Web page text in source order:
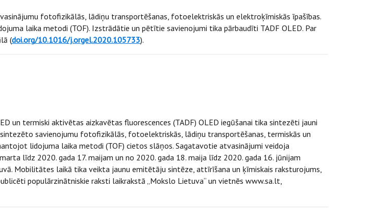
fotofizikālās, lādiņu transportēšanas, fotoelektriskās un elektroķīmiskās īpašības.
laika metodi (TOF). Izstrādātie un pētītie savienojumi tika pārbaudīti TADF OLED. Par
(doi.org/10.1016/j.orgel.2020.105733).
un termiski aktivētas aizkavētas fluorescences (TADF) OLED iegūšanai tika sintezēti jauni
savienojumu fotofizikālās, fotoelektriskās, lādiņu transportēšanas, termiskās un
lidojuma laika metodi (TOF) cietos slāņos. Sagatavotie atvasinājumi veidoja
līdz 2020. gada 17. maijam un no 2020. gada 18. maija līdz 2020. gada 16. jūnijam
Mobilitātes laikā tika veikta jaunu emitētāju sintēze, attīrīšana un ķīmiskais raksturojums,
populārzinātniskie raksti laikrakstā „Mokslo Lietuva“ un vietnēs www.sa.lt,